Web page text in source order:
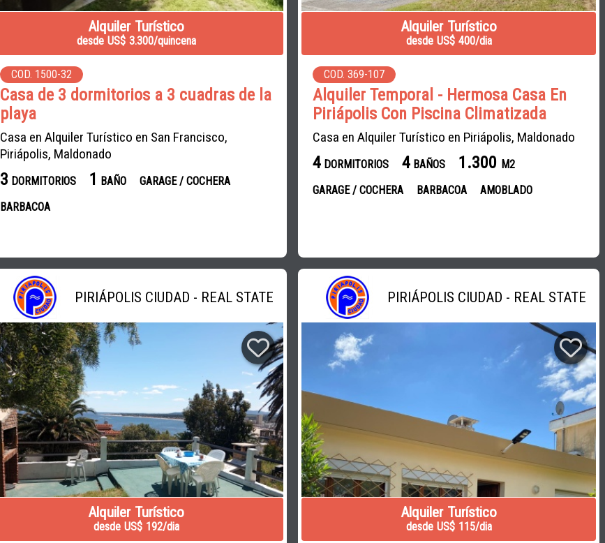
Alquiler Turístico
desde US$ 3.300/quincena
COD. 1500-32
Casa de 3 dormitorios a 3 cuadras de la
playa
Casa en Alquiler Turístico en San Francisco,
Piriápolis, Maldonado
3 DORMITORIOS 1 BAÑO
GARAGE / COCHERA
BARBACOA
Alquiler Turístico
desde US$ 400/dia
COD. 369-107
Alquiler Temporal - Hermosa Casa En
Piriápolis Con Piscina Climatizada
Casa en Alquiler Turístico en Piriápolis, Maldonado
4 DORMITORIOS 4 BAÑOS 1.300 M2
GARAGE / COCHERA
BARBACOA AMOBLADO
PIRIÁPOLIS CIUDAD - REAL STATE
Alquiler Turístico
desde US$ 192/dia
PIRIÁPOLIS CIUDAD - REAL STATE
Alquiler Turístico
desde US$ 115/dia